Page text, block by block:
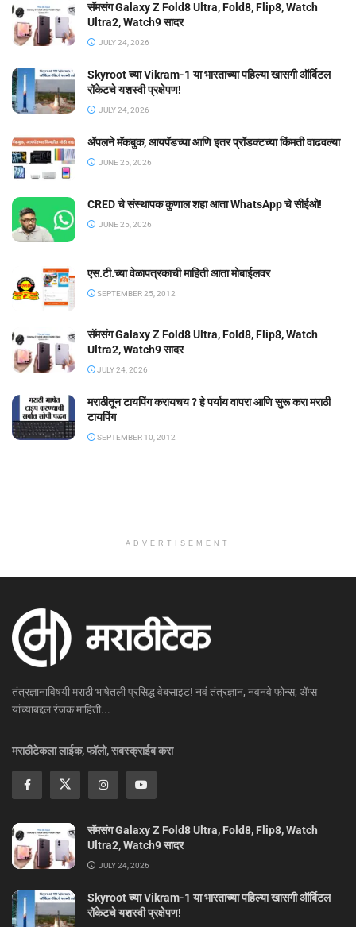
सॅमसंग Galaxy Z Fold8 Ultra, Fold8, Flip8, Watch
Ultra2, Watch9 सादर
JULY 24, 2026
Skyroot च्या Vikram-1 या भारताच्या पहिल्या खासगी ऑर्बिटल
रॉकेटचे यशस्वी प्रक्षेपण!
JULY 24, 2026
ॲपलने मॅकबुक, आयपॅडच्या आणि इतर प्रॉडक्टच्या किंमती वाढवल्या
JUNE 25, 2026
CRED चे संस्थापक कुणाल शहा आता WhatsApp चे सीईओ!
JUNE 25, 2026
एस.टी.च्या वेळापत्रकाची माहिती आता मोबाईलवर
SEPTEMBER 25, 2012
सॅमसंग Galaxy Z Fold8 Ultra, Fold8, Flip8, Watch
Ultra2, Watch9 सादर
JULY 24, 2026
मराठीतून टायपिंग करायचय ? हे पर्याय वापरा आणि सुरू करा मराठी
टायपिंग
SEPTEMBER 10, 2012
ADVERTISEMENT
तंत्रज्ञानाविषयी मराठी भाषेतली प्रसिद्ध वेबसाइट! नवं तंत्रज्ञान, नवनवे फोन्स, ॲप्स
यांच्याबद्दल रंजक माहिती...
मराठीटेकला लाईक, फॉलो, सबस्क्राईब करा
सॅमसंग Galaxy Z Fold8 Ultra, Fold8, Flip8, Watch
Ultra2, Watch9 सादर
JULY 24, 2026
Skyroot च्या Vikram-1 या भारताच्या पहिल्या खासगी ऑर्बिटल
रॉकेटचे यशस्वी प्रक्षेपण!